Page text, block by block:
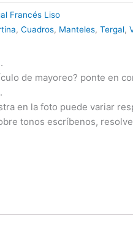
Francés Liso
, Cuadros, Manteles, Tergal,
de mayoreo? ponte en
en la foto puede variar
tonos escríbenos,